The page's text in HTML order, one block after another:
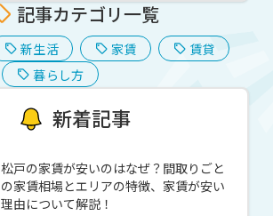
記事カテゴリ一覧
新生活 家賃
賃貸
暮らし方
新着記事
松戸の家賃が安いのはなぜ？間取りごと
の家賃相場とエリアの特徴、家賃が安い
理由について解説！